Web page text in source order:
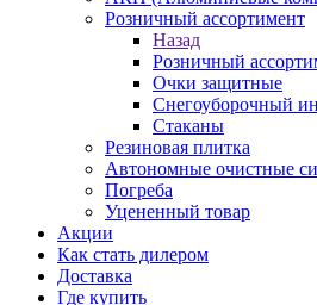
Розничный ассортимент
Назад
Розничный
Очки защитные
Снегоуборочный
Стаканы
Резиновая плитка
Автономные очистные
Погреба
Уцененный товар
Акции
Как стать дилером
Доставка
Где купить